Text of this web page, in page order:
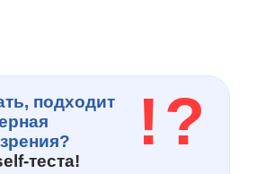
подходит
теста!
!?